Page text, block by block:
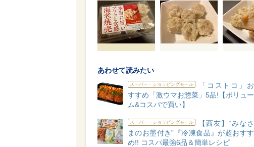
あわせて読みたい
スーパー・ショッピングモール
「コストコ」お
すすめ「激ウマお惣菜」5品!【ボリュー
ム&コスパで買い】
スーパー・ショッピングモール
【西友】“みなさ
まのお墨付き”『冷凍食品』が超おすす
め!! コスパ最強6品＆簡単レシピ